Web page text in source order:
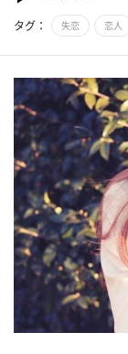
タグ： 失恋 恋人